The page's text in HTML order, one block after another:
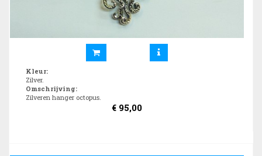
Kleur:
Zilver.
Omschrijving:
Zilveren hanger octopus.
€ 95,00